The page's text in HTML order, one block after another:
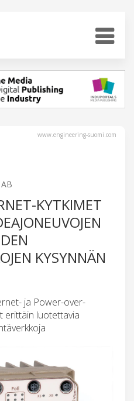
www.engineering-suomi.com
KYTKIMET
KYSYNNÄN
ja Power-over-
erittäin luotettavia